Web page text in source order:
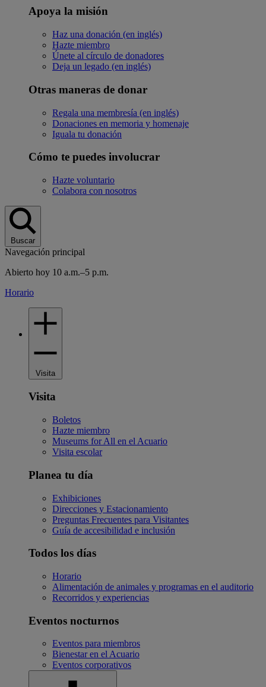
Apoya la misión
Haz una donación (en inglés)
Hazte miembro
Únete al círculo de donadores
Deja un legado (en inglés)
Otras maneras de donar
Regala una membresía (en inglés)
Donaciones en memoria y homenaje
Iguala tu donación
Cómo te puedes involucrar
Hazte voluntario
Colabora con nosotros
Buscar
Navegación principal
Abierto hoy 10 a.m.–5 p.m.
Horario
Visita
Visita
Boletos
Hazte miembro
Museums for All en el Acuario
Visita escolar
Planea tu día
Exhibiciones
Direcciones y Estacionamiento
Preguntas Frecuentes para Visitantes
Guía de accesibilidad e inclusión
Todos los días
Horario
Alimentación de animales y programas en el auditorio
Recorridos y experiencias
Eventos nocturnos
Eventos para miembros
Bienestar en el Acuario
Eventos corporativos